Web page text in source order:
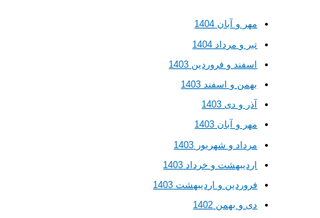
مهر و آبان 1404
تیر و مرداد 1404
اسفند و فروردین 1403
بهمن و اسفند 1403
آذر و دی 1403
مهر و آبان 1403
مرداد و شهریور 1403
اردیبهشت و خرداد 1403
فروردین و اردیبهشت 1403
دی و بهمن 1402